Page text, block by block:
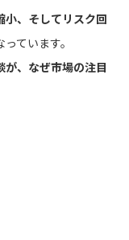
小、そしてリスク回
っています。
、なぜ市場の注目